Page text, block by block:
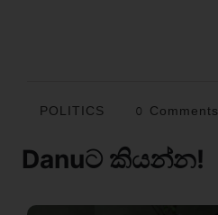
POLITICS 0 Comments